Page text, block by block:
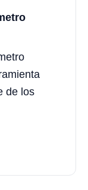
de los